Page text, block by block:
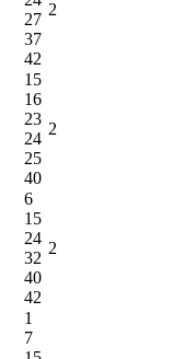
27
37
42
2
15
16
23
24
25
40
2
6
15
24
32
40
42
2
1
7